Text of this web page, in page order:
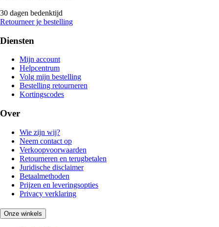
30 dagen bedenktijd
Retourneer je bestelling
Diensten
Mijn account
Helpcentrum
Volg mijn bestelling
Bestelling retourneren
Kortingscodes
Over
Wie zijn wij?
Neem contact op
Verkoopvoorwaarden
Retourneren en terugbetalen
Juridische disclaimer
Betaalmethoden
Prijzen en leveringsopties
Privacy verklaring
Onze winkels